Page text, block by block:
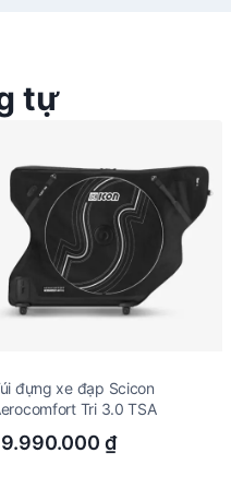
tự
đựng xe đạp Scicon
Tri 3.0 TSA
₫